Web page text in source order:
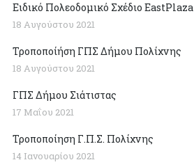
Ειδικό Πολεοδομικό Σχέδιο EastPlaza
18 Αυγούστου 2021
Τροποποίήση ΓΠΣ Δήμου Πολίχνης
18 Αυγούστου 2021
ΓΠΣ Δήμου Σιάτιστας
17 Μαΐου 2021
Τροποποίηση Γ.Π.Σ. Πολίχνης
14 Ιανουαρίου 2021